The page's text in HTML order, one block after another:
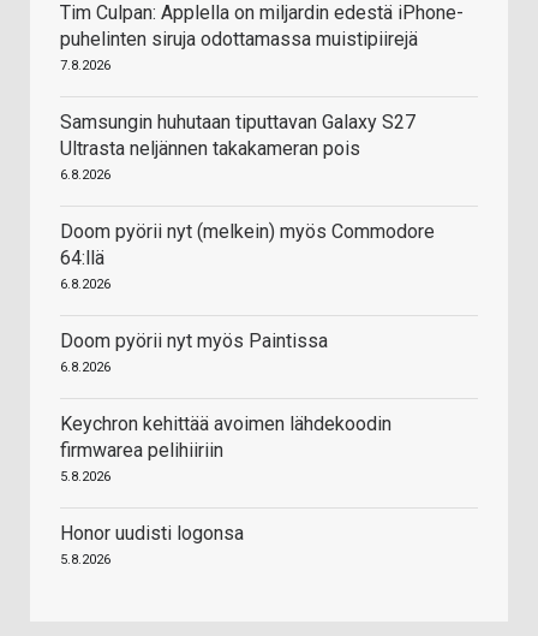
Tim Culpan: Applella on miljardin edestä iPhone-
puhelinten siruja odottamassa muistipiirejä
7.8.2026
Samsungin huhutaan tiputtavan Galaxy S27
Ultrasta neljännen takakameran pois
6.8.2026
Doom pyörii nyt (melkein) myös Commodore
64:llä
6.8.2026
Doom pyörii nyt myös Paintissa
6.8.2026
Keychron kehittää avoimen lähdekoodin
firmwarea pelihiiriin
5.8.2026
Honor uudisti logonsa
5.8.2026